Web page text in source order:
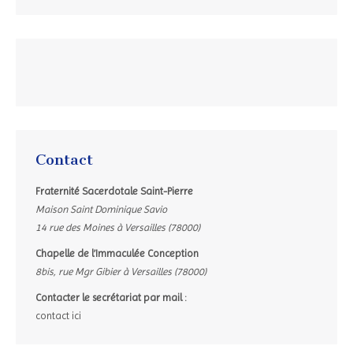
Contact
Fraternité Sacerdotale Saint-Pierre
Maison Saint Dominique Savio
14 rue des Moines à Versailles (78000)
Chapelle de l’Immaculée Conception
8bis, rue Mgr Gibier à Versailles (78000)
Contacter le secrétariat par mail :
contact ici